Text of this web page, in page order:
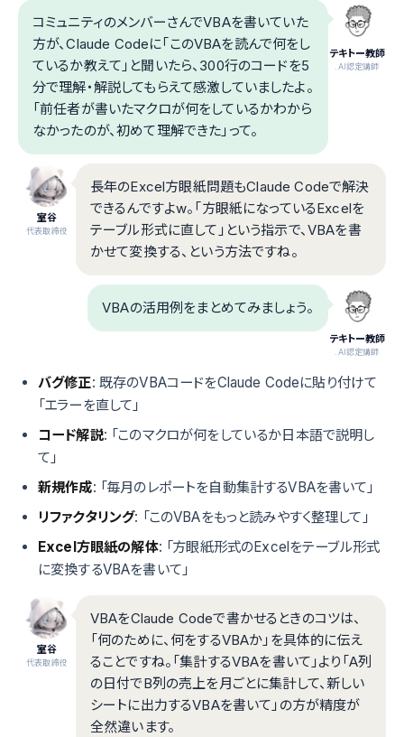
テキトー教師
.AI認定講師
コミュニティのメンバーさんでVBAを書いていた
方が、Claude Codeに「このVBAを読んで何をし
ているか教えて」と聞いたら、300行のコードを5
分で理解・解説してもらえて感激していましたよ。
「前任者が書いたマクロが何をしているかわから
なかったのが、初めて理解できた」って。
室谷
代表取締役
長年のExcel方眼紙問題もClaude Codeで解決
できるんですよw。「方眼紙になっているExcelを
テーブル形式に直して」という指示で、VBAを書
かせて変換する、という方法ですね。
テキトー教師
.AI認定講師
VBAの活用例をまとめてみましょう。
バグ修正: 既存のVBAコードをClaude Codeに貼り付けて
「エラーを直して」
コード解説: 「このマクロが何をしているか日本語で説明し
て」
新規作成: 「毎月のレポートを自動集計するVBAを書いて」
リファクタリング: 「このVBAをもっと読みやすく整理して」
Excel方眼紙の解体: 「方眼紙形式のExcelをテーブル形式
に変換するVBAを書いて」
室谷
代表取締役
VBAをClaude Codeで書かせるときのコツは、
「何のために、何をするVBAか」を具体的に伝え
ることですね。「集計するVBAを書いて」より「A列
の日付でB列の売上を月ごとに集計して、新しい
シートに出力するVBAを書いて」の方が精度が
全然違います。